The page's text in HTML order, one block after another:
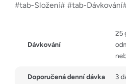
#tab-Složení# #tab-
Dávkování
25
Doporučená denní dávka 3